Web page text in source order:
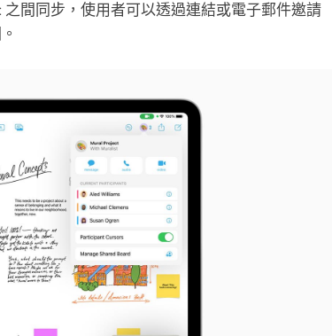
間同步，使用者可以透過連結或電子郵件邀請